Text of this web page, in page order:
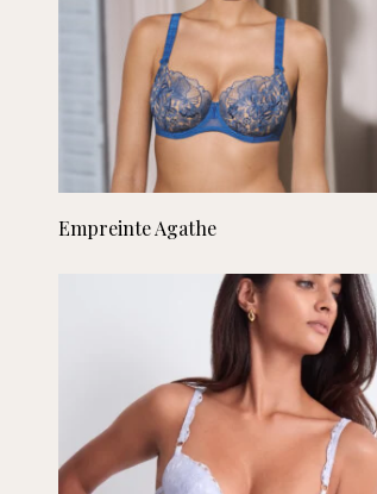
Lees verder
Empreinte Agathe